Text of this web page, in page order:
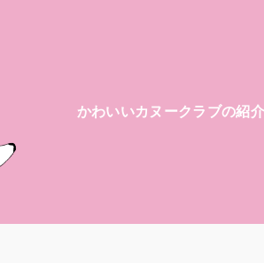
かわいいカヌークラブの紹介